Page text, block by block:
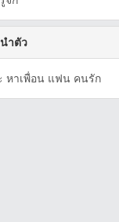
ำตัว
หาเพื่อน แฟน คนรัก